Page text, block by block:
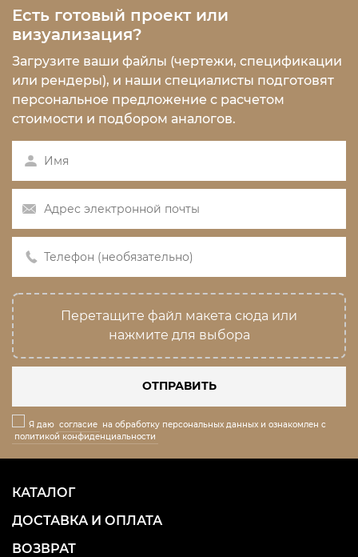
Есть готовый проект или
визуализация?
Загрузите ваши файлы (чертежи, спецификации
или рендеры), и наши специалисты подготовят
персональное предложение с расчетом
стоимости и подбором аналогов.
Перетащите файл макета сюда или
нажмите для выбора
ОТПРАВИТЬ
Я даю согласие на обработку персональных данных и ознакомлен с
политикой конфиденциальности
КАТАЛОГ
ДОСТАВКА И ОПЛАТА
ВОЗВРАТ